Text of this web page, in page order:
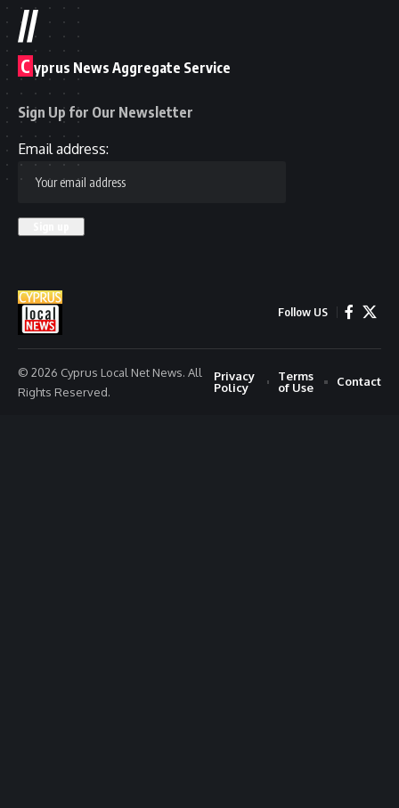
//
C yprus News Aggregate Service
Sign Up for Our Newsletter
Email address:
Follow US
© 2026 Cyprus Local Net News. All
Rights Reserved.
Privacy
Policy
Terms
of Use
Contact